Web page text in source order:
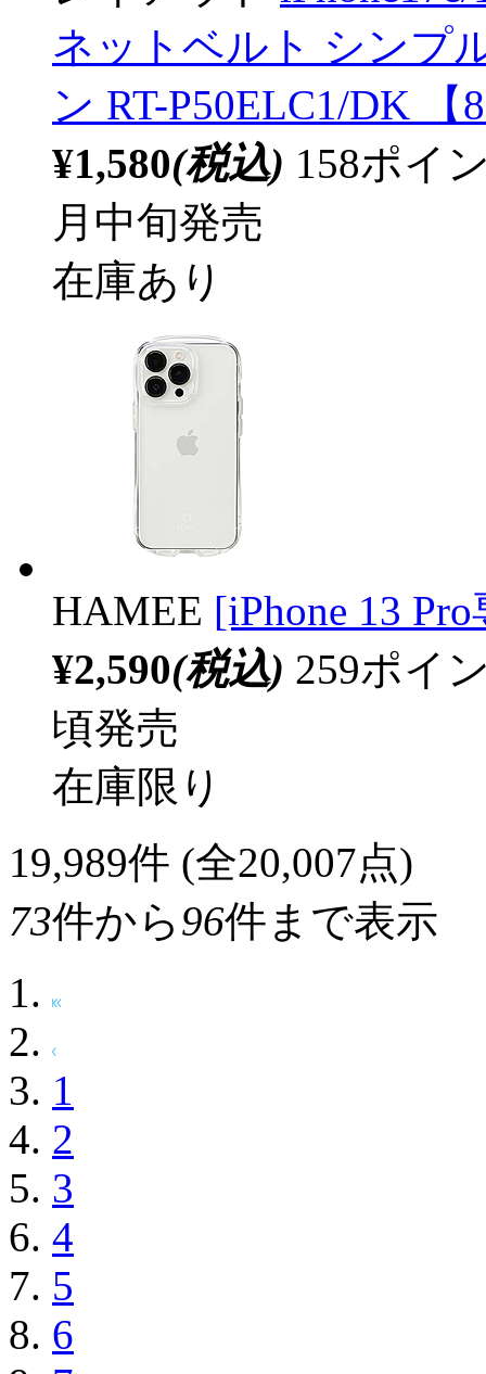
ネットベルト シンプ
ン RT-P50ELC1/DK 【
¥1,580(税込) 158ポイ
月中旬発売
在庫あり
HAMEE [iPhone 13
¥2,590(税込) 259ポイ
頃発売
在庫限り
19,989件 (全20,007点)
73件から96件まで表示
1
2
3
4
5
6